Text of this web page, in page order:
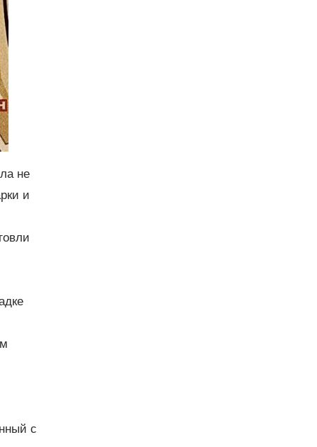
не
и
с